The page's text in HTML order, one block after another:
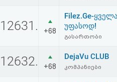
12631. +68
Filez.Ge-
უფასოდ!
გასართობი
12632. +68
DejaVu CLUB
კომპანიები